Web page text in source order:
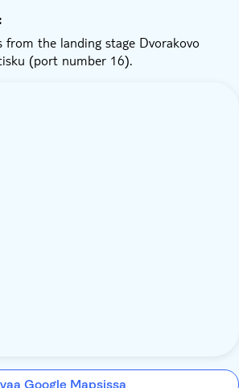
from the landing stage Dvorakovo
(port number 16).
Google Mapsissa